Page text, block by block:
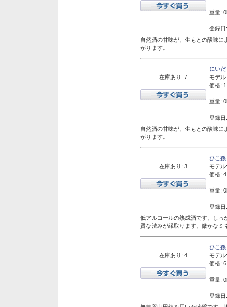
重量:
登録
自然酒の甘味が、生もとの酸味
がります。
在庫あり: 7
にい
モデル:
価格:
重量:
登録
自然酒の甘味が、生もとの酸味
がります。
在庫あり: 3
ひこ
モデル:
価格:
重量:
登録
低アルコールの熟成酒です。しっ
質な渋みが縁取ります。微かなミ
在庫あり: 4
ひこ
モデル:
価格:
重量:
登録